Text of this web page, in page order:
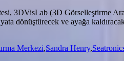
3DVisLab (3D Görselleştirme
dönüştürecek ve ayağa
Merkezi,Sandra Henry,